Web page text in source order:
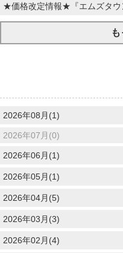
★価格改定情報★『エムズタウ
2026年08月(1)
2026年07月(0)
2026年06月(1)
2026年05月(1)
2026年04月(5)
2026年03月(3)
2026年02月(4)